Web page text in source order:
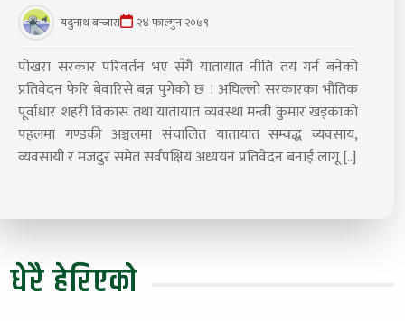
यदुनाथ बन्जारा २४ फाल्गुन २०७९
पोखरा सरकार परिवर्तन भए सँगै यातायात नीति तय गर्न बनेको
प्रतिवेदन फेरि बेवारिसे बन्न पुगेको छ । अघिल्लो सरकारका भौतिक
पूर्वाधार शहरी विकास तथा यातायात व्यवस्था मन्त्री कुमार खड्काको
पहलमा गण्डकी अञ्चलमा संचालित यातायात सम्वद्ध व्यवसाय,
व्यवसायी र मजदुर समेत सर्वपक्षिय अध्ययन प्रतिवेदन बनाई लागू [..]
धेरै हेरिएको